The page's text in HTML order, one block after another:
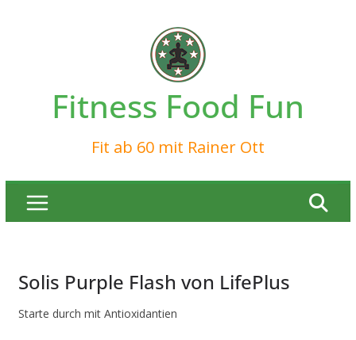
Fitness Food Fun
Fit ab 60 mit Rainer Ott
Solis Purple Flash von LifePlus
Starte durch mit Antioxidantien